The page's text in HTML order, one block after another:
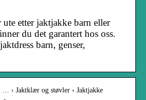
ute etter jaktjakke barn eller
du det garantert hos oss.
barn, genser,
… › Jaktklær og støvler › Jaktjakke